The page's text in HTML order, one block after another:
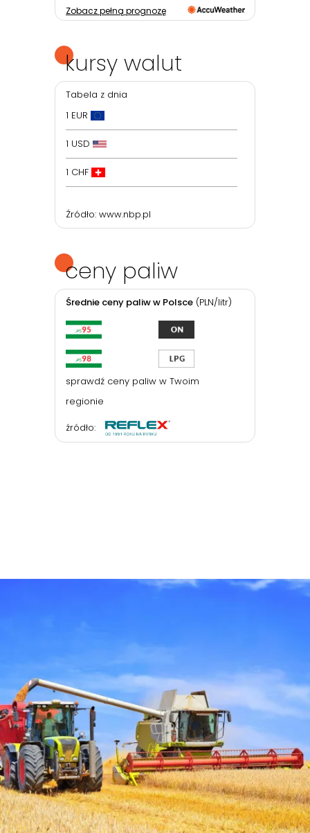
Zobacz pełną prognozę
ceny paliw
Średnie ceny paliw w Polsce (PLN/litr)
sprawdź ceny paliw w Twoim
regionie
źródło:
kursy walut
Tabela z dnia
1 EUR
1 USD
1 CHF
Źródło: www.nbp.pl